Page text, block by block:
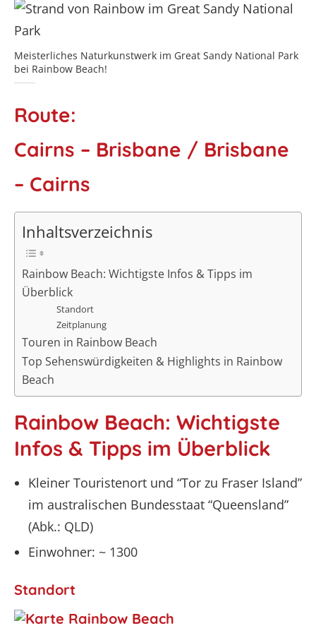
Meisterliches Naturkunstwerk im Great Sandy National Park
bei Rainbow Beach!
Route:
Cairns – Brisbane / Brisbane
– Cairns
Inhaltsverzeichnis
Rainbow Beach: Wichtigste Infos & Tipps im
Überblick
Standort
Zeitplanung
Touren in Rainbow Beach
Top Sehenswürdigkeiten & Highlights in Rainbow
Beach
Rainbow Beach: Wichtigste
Infos & Tipps im Überblick
Kleiner Touristenort und “Tor zu Fraser Island”
im australischen Bundesstaat “Queensland”
(Abk.: QLD)
Einwohner: ~ 1300
Standort